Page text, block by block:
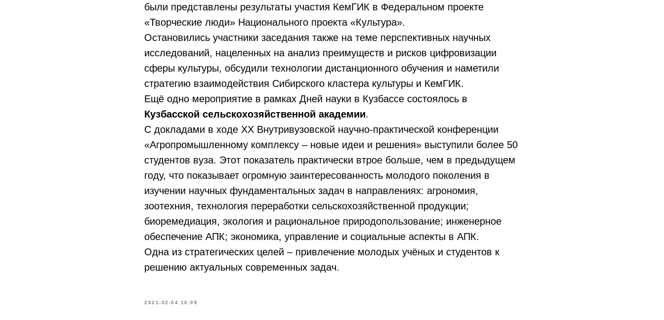
были представлены результаты участия КемГИК в Федеральном проекте
«Творческие люди» Национального проекта «Культура».
Остановились участники заседания также на теме перспективных научных
исследований, нацеленных на анализ преимуществ и рисков цифровизации
сферы культуры, обсудили технологии дистанционного обучения и наметили
стратегию взаимодействия Сибирского кластера культуры и КемГИК.
Ещё одно мероприятие в рамках Дней науки в Кузбассе состоялось в
Кузбасской сельскохозяйственной академии.
С докладами в ходе XX Внутривузовской научно-практической конференции
«Агропромышленному комплексу – новые идеи и решения» выступили более 50
студентов вуза. Этот показатель практически втрое больше, чем в предыдущем
году, что показывает огромную заинтересованность молодого поколения в
изучении научных фундаментальных задач в направлениях: агрономия,
зоотехния, технология переработки сельскохозяйственной продукции;
биоремедиация, экология и рациональное природопользование; инженерное
обеспечение АПК; экономика, управление и социальные аспекты в АПК.
Одна из стратегических целей – привлечение молодых учёных и студентов к
решению актуальных современных задач.
2021-02-04 16:08